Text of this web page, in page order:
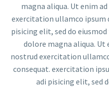
magna aliqua. Ut enim
exercitation ullamco ipsum
pisicing elit, sed do
dolore magna aliqua. Ut
nostrud exercitation
consequat. exercitation
adi pisicing elit, sed